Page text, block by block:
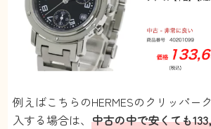
例えばこちらのHERMESのクリッパー
入する場合は、中古の中で安くても